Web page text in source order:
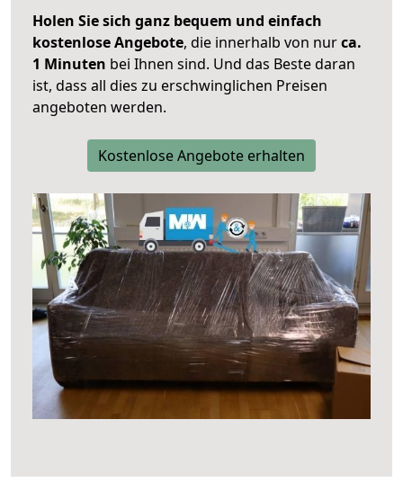
Holen Sie sich ganz bequem und einfach
kostenlose Angebote, die innerhalb von nurca.
1 Minuten bei Ihnen sind. Und das Beste daran
ist, dass all dies zu erschwinglichen Preisen
angeboten werden.
Kostenlose Angebote erhalten